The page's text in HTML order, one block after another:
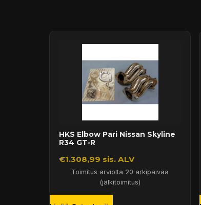
HKS Elbow Pari Nissan Skyline
R34 GT-R
€1.308,99 sis. ALV
Toimitus arviolta 20 arkipäivää
(jälkitoimitus)